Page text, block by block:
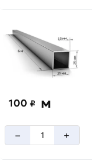
100 ₽ м
– +